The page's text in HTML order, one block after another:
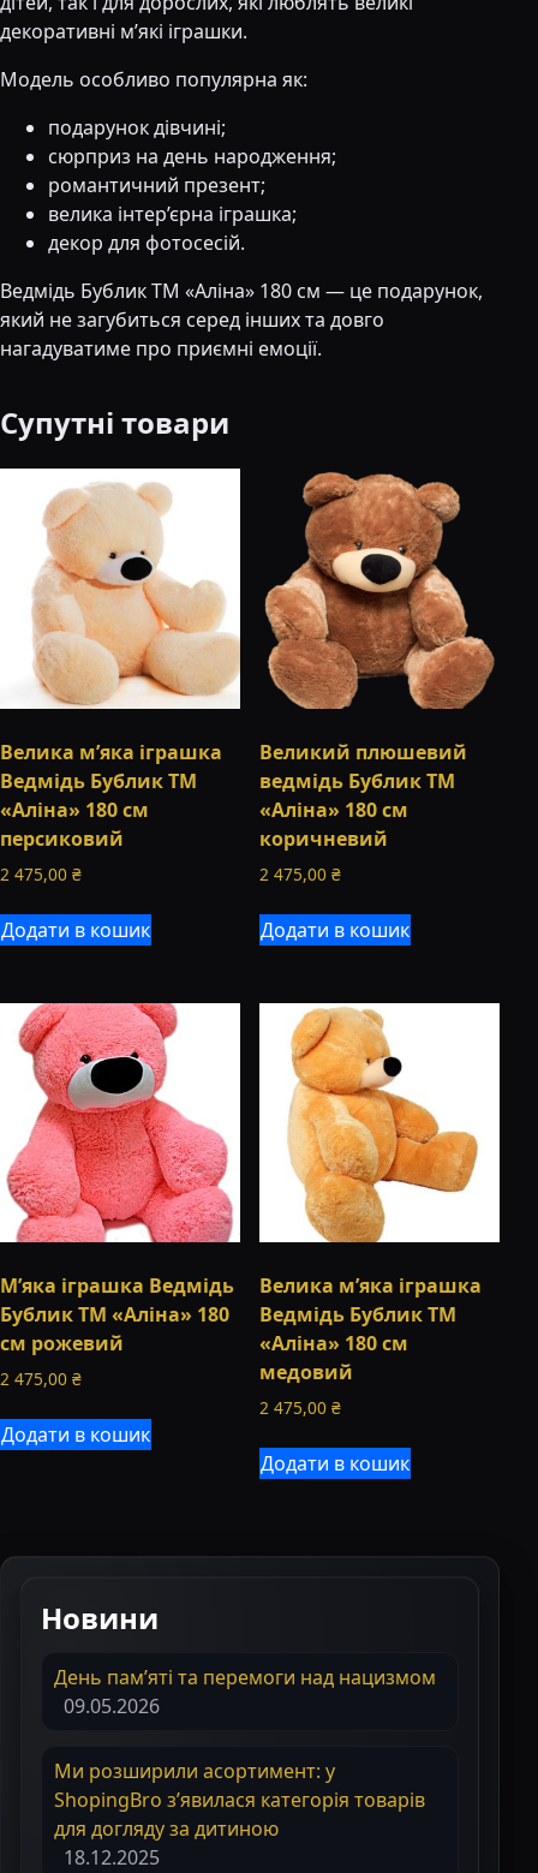
декоративні м’які іграшки.
Модель особливо популярна як:
подарунок дівчині;
сюрприз на день народження;
романтичний презент;
велика інтер’єрна іграшка;
декор для фотосесій.
Ведмідь Бублик ТМ «Аліна» 180 см — це подарунок,
який не загубиться серед інших та довго
нагадуватиме про приємні емоції.
Супутні товари
Велика м’яка іграшка
Ведмідь Бублик ТМ
«Аліна» 180 см
персиковий
2 475,00 ₴
Додати в кошик
Великий плюшевий
ведмідь Бублик ТМ
«Аліна» 180 см
коричневий
2 475,00₴
Додати в кошик
М’яка іграшка Ведмідь
Бублик ТМ «Аліна» 180
см рожевий
2 475,00 ₴
Додати в кошик
Велика м’яка іграшка
Ведмідь Бублик ТМ
«Аліна» 180 см
медовий
2 475,00₴
Додати в кошик
Новини
День пам’яті та перемоги над нацизмом
09.05.2026
Ми розширили асортимент: у
ShopingBro з’явилася категорія товарів
для догляду за дитиною
18.12.2025